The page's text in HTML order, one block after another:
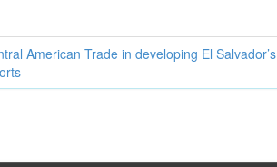
American Trade in developing El Salvador’s